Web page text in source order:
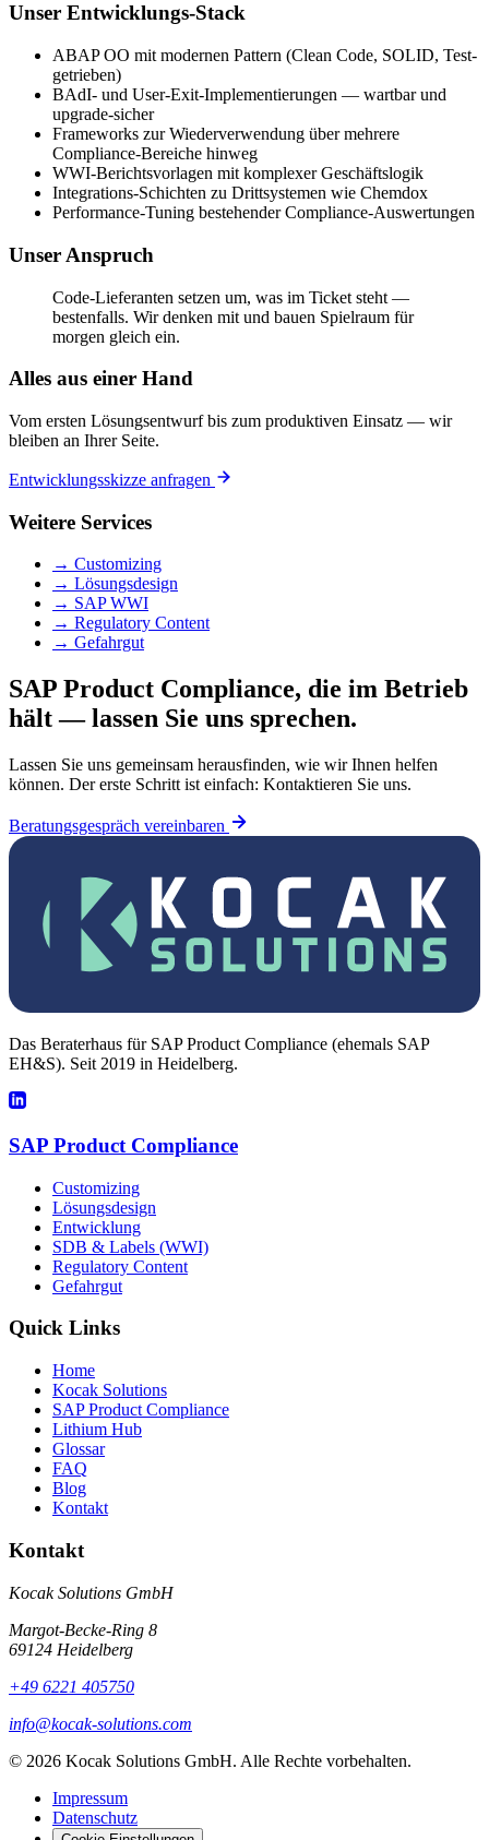
Unser Entwicklungs-Stack
ABAP OO mit modernen Pattern (Clean Code, SOLID, Test-
getrieben)
BAdI- und User-Exit-Implementierungen — wartbar und
upgrade-sicher
Frameworks zur Wiederverwendung über mehrere
Compliance-Bereiche hinweg
WWI-Berichtsvorlagen mit komplexer Geschäftslogik
Integrations-Schichten zu Drittsystemen wie Chemdox
Performance-Tuning bestehender Compliance-Auswertungen
Unser Anspruch
Code-Lieferanten setzen um, was im Ticket steht —
bestenfalls. Wir denken mit und bauen Spielraum für
morgen gleich ein.
Alles aus einer Hand
Vom ersten Lösungsentwurf bis zum produktiven Einsatz — wir
bleiben an Ihrer Seite.
Entwicklungsskizze anfragen
Weitere Services
→ Customizing
→ Lösungsdesign
→ SAP WWI
→ Regulatory Content
→ Gefahrgut
SAP Product Compliance, die im Betrieb
hält — lassen Sie uns sprechen.
Lassen Sie uns gemeinsam herausfinden, wie wir Ihnen helfen
können. Der erste Schritt ist einfach: Kontaktieren Sie uns.
Beratungsgespräch vereinbaren
Das Beraterhaus für SAP Product Compliance (ehemals SAP
EH&S). Seit 2019 in Heidelberg.
SAP Product Compliance
Customizing
Lösungsdesign
Entwicklung
SDB & Labels (WWI)
Regulatory Content
Gefahrgut
Quick Links
Home
Kocak Solutions
SAP Product Compliance
Lithium Hub
Glossar
FAQ
Blog
Kontakt
Kontakt
Kocak Solutions GmbH
Margot-Becke-Ring 8
69124 Heidelberg
+49 6221 405750
info@kocak-solutions.com
© 2026 Kocak Solutions GmbH. Alle Rechte vorbehalten.
Impressum
Datenschutz